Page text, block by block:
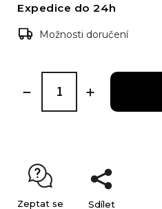
Expedice do 24h
Možnosti doručení
Zeptat se Sdílet